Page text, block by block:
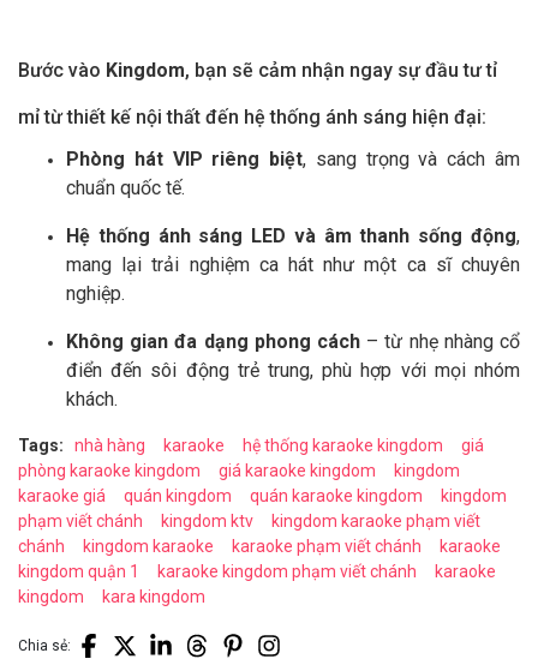
Bước vào Kingdom, bạn sẽ cảm nhận ngay sự đầu tư tỉ
mỉ từ thiết kế nội thất đến hệ thống ánh sáng hiện đại:
Phòng hát VIP riêng biệt, sang trọng và cách âm
chuẩn quốc tế.
Hệ thống ánh sáng LED và âm thanh sống động,
mang lại trải nghiệm ca hát như một ca sĩ chuyên
nghiệp.
Không gian đa dạng phong cách – từ nhẹ nhàng cổ
điển đến sôi động trẻ trung, phù hợp với mọi nhóm
khách.
Tags: nhà hàng karaoke hệ thống karaoke kingdom
giá
phòng karaoke kingdom
giá karaoke kingdom
kingdom
karaoke giá
quán kingdom quán karaoke kingdom
kingdom
phạm viết chánh
kingdom ktv
kingdom karaoke phạm viết
chánh
kingdom karaoke karaoke phạm viết chánh
karaoke
kingdom quận 1
karaoke kingdom phạm viết chánh
karaoke
kingdom
kara kingdom
Chia sẻ: